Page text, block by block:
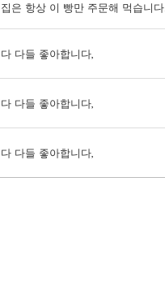
은 항상 이 빵만 주문해 먹습니다.
다들 좋아합니다,
다들 좋아합니다,
다들 좋아합니다,